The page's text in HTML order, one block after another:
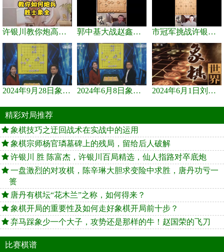
许银川教你炮高兵士象全如何赢士象全，简单四步即可 郭中基大战赵鑫鑫，许银川激情讲解 市冠军挑战许银川，急进中兵变化真激烈！
2024年9月28日象棋世界栏目，刘君、蒋川讲解了第九届杨官璘杯象棋... 2024年6月8日象棋世界，刘君、蒋川讲解了第九届杨官璘杯全国象棋... 2024年6月1日刘君、蒋川讲解第三届上海杯象棋大师赛谢靖与李少庚...
精彩对局推荐
象棋技巧之迂回战术在实战中的运用
象棋宗师杨官璘墓碑上的残局，留给后人破解
许银川 胜 陈富杰，许银川百局精选，仙人指路对卒底炮
一盘激烈的对攻棋，陈辛琳大胆求变险中求胜，唐丹功亏一
篑
唐丹有棋坛“花木兰”之称，如何得来？
象棋开局的重要性及如何走好象棋开局前十步？
弃马踩象少一个大子，攻势还是那样的牛！赵国荣的飞刀
比赛棋谱